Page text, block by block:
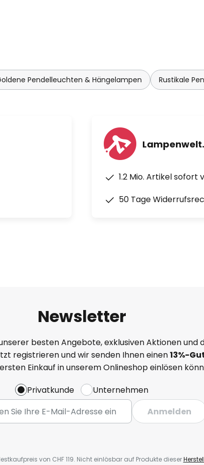
Pendelleuchten & Hängelampen Rustikale
1.2 Mio. Artikel sofort
50 Tage
Newsletter
besten Angebote, exklusiven Aktionen und
registrieren und wir senden Ihnen einen13%-
Einkauf in unserem Onlineshop einlösen
Privatkunde
Unternehmen
Anmelden
von CHF 119. Nicht einlösbar auf Produkte dieser